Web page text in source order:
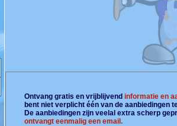
Ontvang gratis en vrijblijvendinformatie en
bent niet verplicht één van de aanbiedingen
De aanbiedingen zijn veelal extra scherp
ontvangt eenmalig een email.